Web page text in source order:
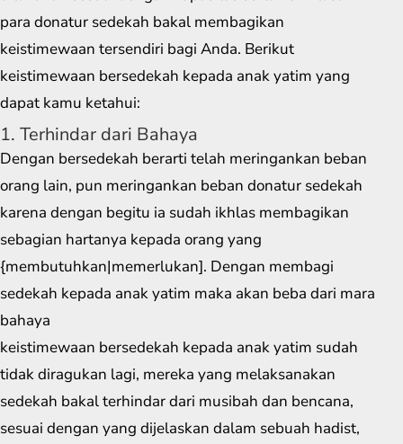
para donatur sedekah bakal membagikan
keistimewaan tersendiri bagi Anda. Berikut
keistimewaan bersedekah kepada anak yatim yang
dapat kamu ketahui:
1. Terhindar dari Bahaya
Dengan bersedekah berarti telah meringankan beban
orang lain, pun meringankan beban donatur sedekah
karena dengan begitu ia sudah ikhlas membagikan
sebagian hartanya kepada orang yang
{membutuhkan|memerlukan]. Dengan membagi
sedekah kepada anak yatim maka akan beba dari mara
bahaya
keistimewaan bersedekah kepada anak yatim sudah
tidak diragukan lagi, mereka yang melaksanakan
sedekah bakal terhindar dari musibah dan bencana,
sesuai dengan yang dijelaskan dalam sebuah hadist,